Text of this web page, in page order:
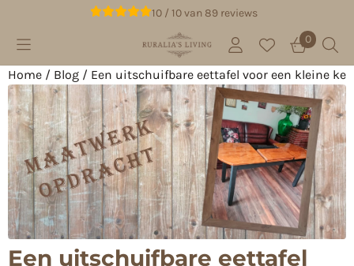
Cookievoorkeuren zijn beschikbaar. Kies instellingen
10 / 10van 89 reviews
0
Home / Blog / Een uitschuifbare eettafel voor een kleine
Een uitschuifbare eettafel